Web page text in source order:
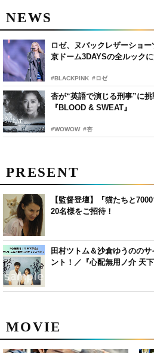
NEWS
ロゼ、ヌバックレザーショ
京ドーム3DAYSの全ルックに
#BLACKPINK #ロゼ
杏が“英語で演じる刑事”に
『BLOOD & SWEAT』
#WOWOW #杏
MOVIE
PRESENT
【監督登壇】『猫たちと
20名様をご招待！
田村ツトム＆沙倉ゆうのの
ント！／『心配無用ノ介 天下